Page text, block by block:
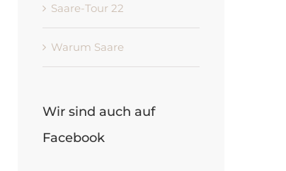
Saare-Tour 22
Warum Saare
Wir sind auch auf
Facebook